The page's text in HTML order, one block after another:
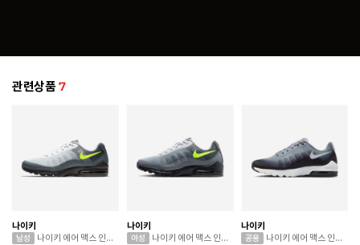
관련상품7
나이키
나이키 에어 맥스 인비고
나이키
나이키 에어 맥스 인비고
나이키
나이키 에어 맥스 인비고